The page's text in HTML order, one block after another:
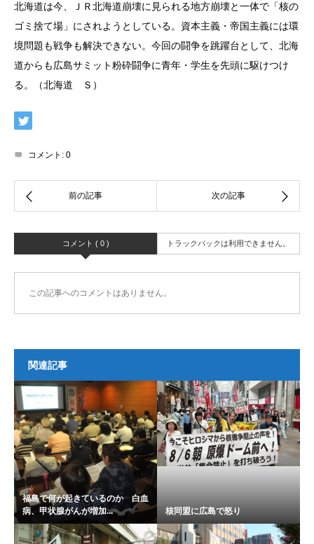
北海道は今、ＪＲ北海道崩壊に見られる地方崩壊と一体で「核の
ゴミ捨て場」にされようとしている。資本主義・帝国主義には環
境問題も戦争も解決できない。今回の闘争を跳躍台として、北海
道からも広島サミット粉砕闘争に青年・学生を先頭に駆けつけ
る。（北海道 Ｓ）
コメント: 0
コメント ( 0 ) トラックバックは利用できません。
この記事へのコメントはありません。
関連記事
福島で何が起きているのか 白血
病、甲状腺がんが増加...
核同盟に広島で怒り